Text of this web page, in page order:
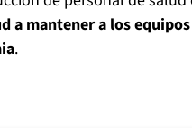
a mantener a los equipos
.